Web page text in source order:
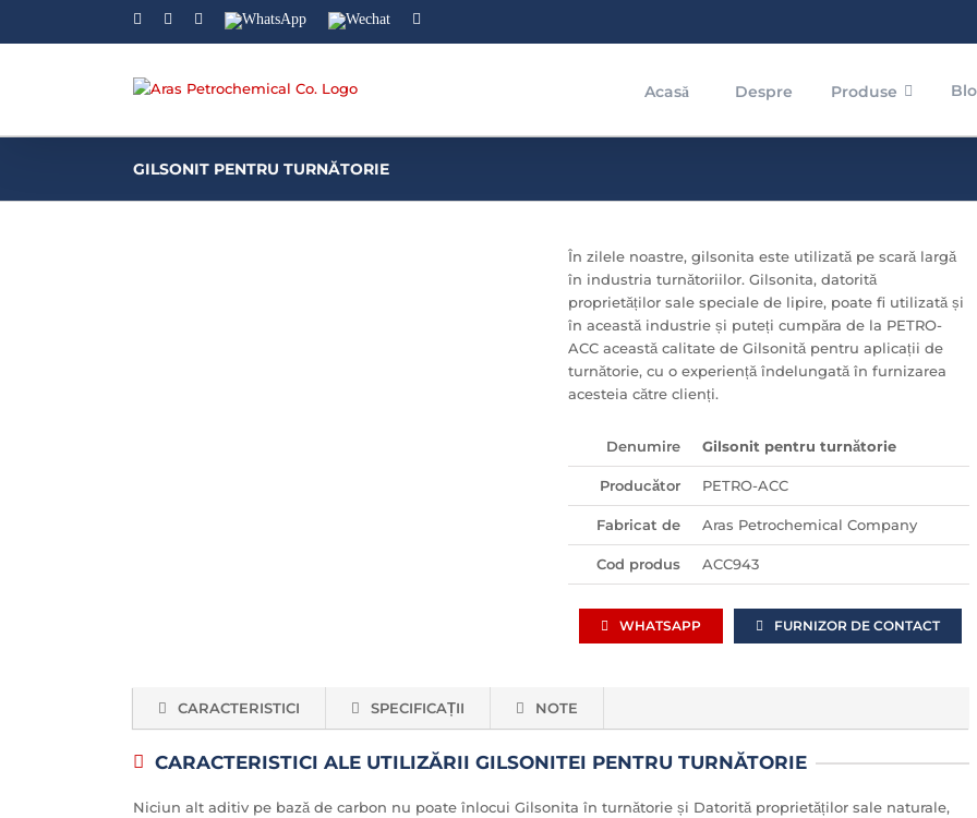
FacebookLinkedinInstagram
WhatsApp Wechat
Acasă Despre Produse
GILSONIT PENTRU TURNĂTORIE
În zilele noastre, gilsonita este utilizată pe scară largă
în industria turnătoriilor. Gilsonita, datorită
proprietăților sale speciale de lipire, poate fi utilizată și
în această industrie și puteți cumpăra de la PETRO-
ACC această calitate de Gilsonită pentru aplicații de
turnătorie, cu o experiență îndelungată în furnizarea
acesteia către clienți.
Denumire Gilsonit pentru turnătorie
Producător PETRO-ACC
Fabricat de Aras Petrochemical Company
Cod produs ACC943
WHATSAPP FURNIZOR DE CONTACT
CARACTERISTICI SPECIFICAȚII NOTE
CARACTERISTICI ALE UTILIZĂRII GILSONITEI PENTRU TURNĂTORIE
Niciun alt aditiv pe bază de carbon nu poate înlocui Gilsonita în turnătorie și Datorită proprietăților sale naturale,